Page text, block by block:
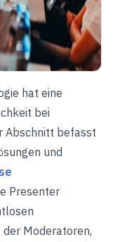
hat eine
bei
Abschnitt befasst
und
Presenter
Moderatoren,